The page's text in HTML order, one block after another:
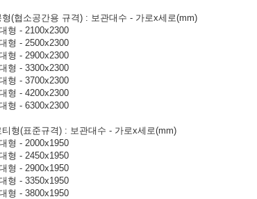
형(협소공간용 규격) : 보관대수 - 가로x세로(mm)
형 - 2100x2300
형 - 2500x2300
형 - 2900x2300
형 - 3300x2300
형 - 3700x2300
형 - 4200x2300
형 - 6300x2300
티형(표준규격) : 보관대수 - 가로x세로(mm)
형 - 2000x1950
형 - 2450x1950
형 - 2900x1950
형 - 3350x1950
형 - 3800x1950